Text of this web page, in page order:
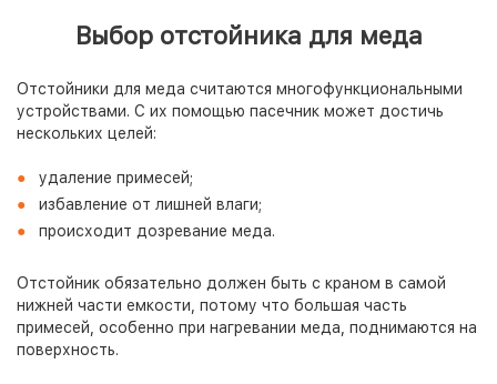
Выбор отстойника для меда
Отстойники для меда считаются многофункциональными
устройствами. С их помощью пасечник может достичь
нескольких целей:
удаление примесей;
избавление от лишней влаги;
происходит дозревание меда.
Отстойник обязательно должен быть с краном в самой
нижней части емкости, потому что большая часть
примесей, особенно при нагревании меда, поднимаются на
поверхность.